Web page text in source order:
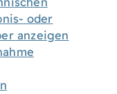
oder
anzeigen